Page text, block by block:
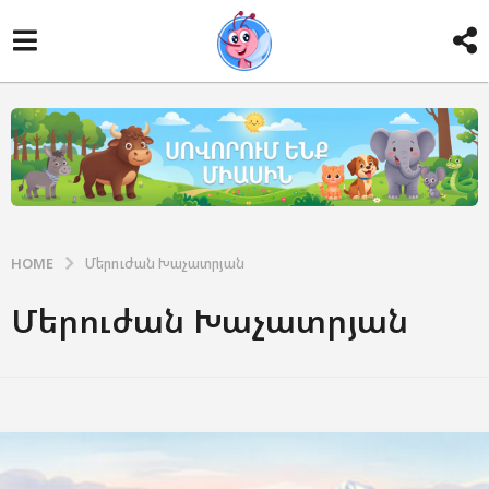
HOME Մերուժան Խաչատրյան
Մերուժան Խաչատրյան